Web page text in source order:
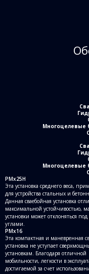
Многоцелевые
Многоцелевые
PMx25H
Эта установка среднего веса,
для устройства стальных и
Данная сваебойная установка
максимальной устойчивостью,
установки может отклоняться
углами.
PMx16
Эта компактная и маневренная
установка не уступает
установкам. Благодаря отличной
мобильности, легкости в
достигаемой за счет